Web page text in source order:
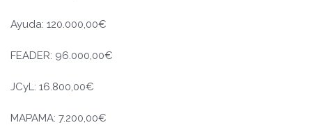
Ayuda: 120.000,00€
FEADER: 96.000,00€
JCyL: 16.800,00€
MAPAMA: 7.200,00€